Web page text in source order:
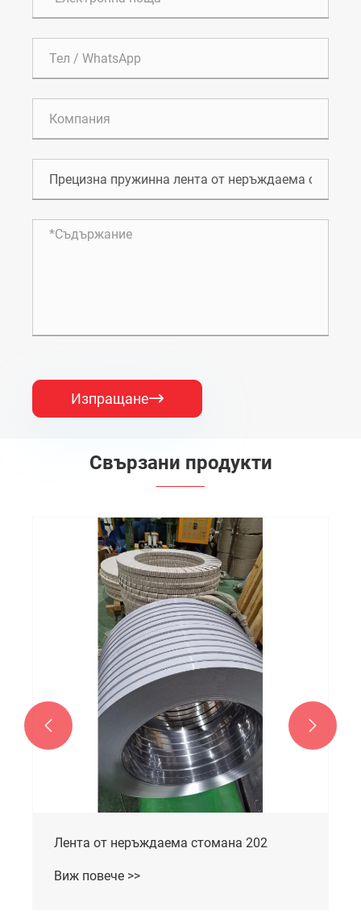
Изпращане
Свързани продукти
Лента от неръждаема стомана 301
Виж повече >>
 